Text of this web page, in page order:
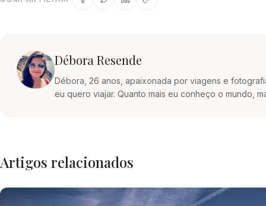
Débora Resende
Débora, 26 anos, apaixonada por viagens e
eu quero viajar. Quanto mais eu conheço o mundo,
Artigos relacionados